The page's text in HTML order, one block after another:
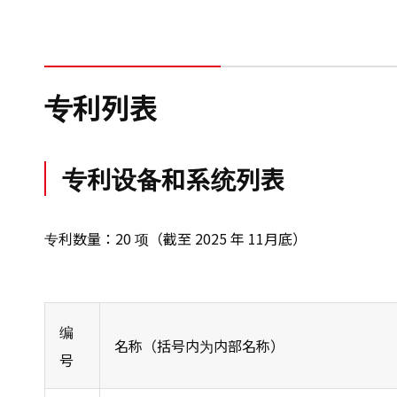
专利列表
专利设备和系统列表
专利数量：20 项（截至 2025 年 11月底）
编
号
名称（括号内为内部名称）